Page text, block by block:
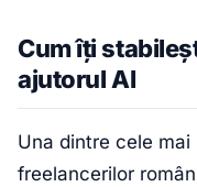
Cum îți
ajutorul AI
Una dintre cele mai
freelancerilor